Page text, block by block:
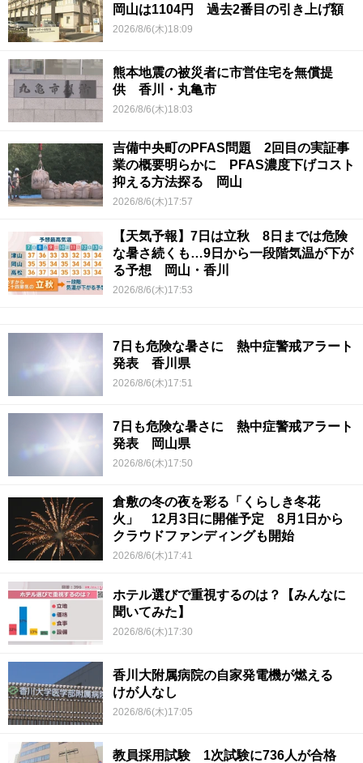
岡山は1104円 過去2番目の引き上げ額
2026/8/6(木)18:09
熊本地震の被災者に市営住宅を無償提
供 香川・丸亀市
2026/8/6(木)18:03
吉備中央町のPFAS問題 2回目の実証事
業の概要明らかに PFAS濃度下げコスト
抑える方法探る 岡山
2026/8/6(木)17:57
【天気予報】7日は立秋 8日までは危険
な暑さ続くも…9日から一段階気温が下が
る予想 岡山・香川
2026/8/6(木)17:53
7日も危険な暑さに 熱中症警戒アラート
発表 香川県
2026/8/6(木)17:51
7日も危険な暑さに 熱中症警戒アラート
発表 岡山県
2026/8/6(木)17:50
倉敷の冬の夜を彩る「くらしき冬花
火」 12月3日に開催予定 8月1日から
クラウドファンディングも開始
2026/8/6(木)17:41
ホテル選びで重視するのは？【みんなに
聞いてみた】
2026/8/6(木)17:30
香川大附属病院の自家発電機が燃える
けが人なし
2026/8/6(木)17:05
教員採用試験 1次試験に736人が合格